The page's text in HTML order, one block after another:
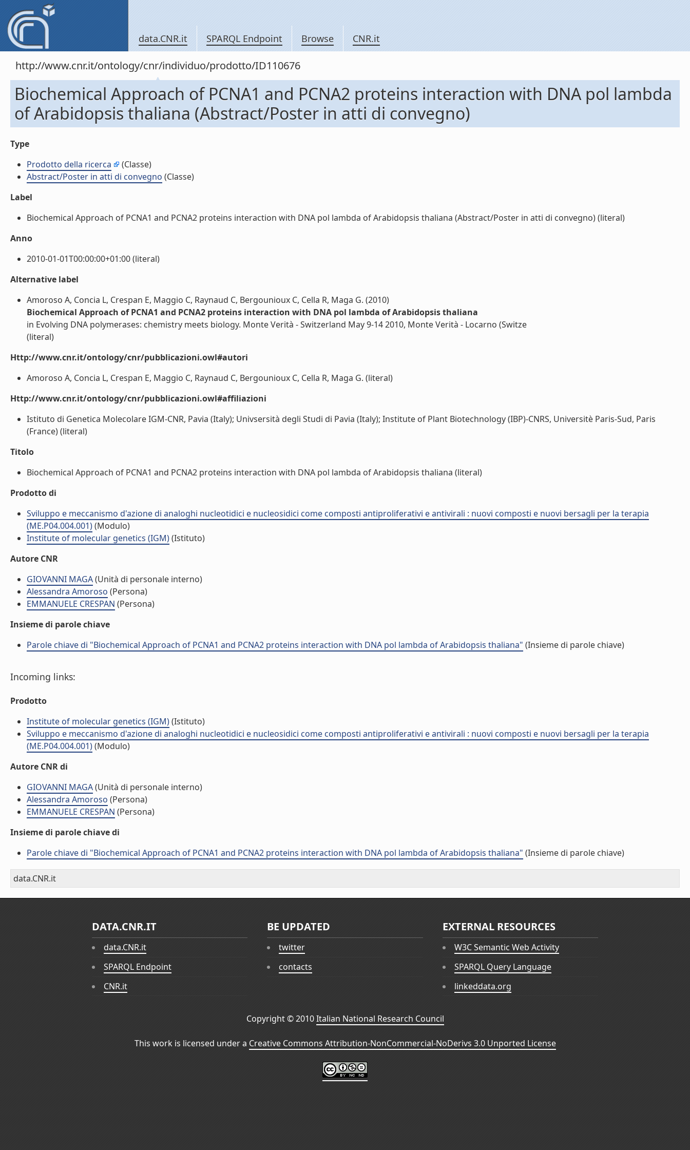
data.CNR.it SPARQL Endpoint Browse CNR.it
http://www.cnr.it/ontology/cnr/individuo/prodotto/ID110676
Biochemical Approach of PCNA1 and PCNA2 proteins interaction with DNA pol lambda
of Arabidopsis thaliana (Abstract/Poster in atti di convegno)
Type
Prodotto della ricerca
(Classe)
Abstract/Poster in atti di convegno (Classe)
Label
Biochemical Approach of PCNA1 and PCNA2 proteins interaction with DNA pol lambda of Arabidopsis thaliana (Abstract/Poster in atti di convegno) (literal)
Anno
2010-01-01T00:00:00+01:00 (literal)
Alternative label
Amoroso A, Concia L, Crespan E, Maggio C, Raynaud C, Bergounioux C, Cella R, Maga G. (2010)
Biochemical Approach of PCNA1 and PCNA2 proteins interaction with DNA pol lambda of Arabidopsis thaliana
in Evolving DNA polymerases: chemistry meets biology. Monte Verità - Switzerland May 9-14 2010, Monte Verità - Locarno (Switze
(literal)
Http://www.cnr.it/ontology/cnr/pubblicazioni.owl#autori
Amoroso A, Concia L, Crespan E, Maggio C, Raynaud C, Bergounioux C, Cella R, Maga G. (literal)
Http://www.cnr.it/ontology/cnr/pubblicazioni.owl#affiliazioni
Istituto di Genetica Molecolare IGM-CNR, Pavia (Italy); Univsersità degli Studi di Pavia (Italy); Institute of Plant Biotechnology (IBP)-CNRS, Universitè Paris-Sud, Paris
(France) (literal)
Titolo
Biochemical Approach of PCNA1 and PCNA2 proteins interaction with DNA pol lambda of Arabidopsis thaliana (literal)
Prodotto di
Sviluppo e meccanismo d'azione di analoghi nucleotidici e nucleosidici come composti antiproliferativi e antivirali : nuovi composti e nuovi bersagli per la terapia
(ME.P04.004.001)(Modulo)
Institute of molecular genetics (IGM)(Istituto)
Autore CNR
GIOVANNI MAGA(Unità di personale interno)
Alessandra Amoroso (Persona)
EMMANUELE CRESPAN (Persona)
Insieme di parole chiave
Parole chiave di "Biochemical Approach of PCNA1 and PCNA2 proteins interaction with DNA pol lambda of Arabidopsis thaliana" (Insieme di parole chiave)
Incoming links:
Prodotto
Institute of molecular genetics (IGM)(Istituto)
Sviluppo e meccanismo d'azione di analoghi nucleotidici e nucleosidici come composti antiproliferativi e antivirali : nuovi composti e nuovi bersagli per la terapia
(ME.P04.004.001)(Modulo)
Autore CNR di
GIOVANNI MAGA(Unità di personale interno)
Alessandra Amoroso (Persona)
EMMANUELE CRESPAN (Persona)
Insieme di parole chiave di
Parole chiave di "Biochemical Approach of PCNA1 and PCNA2 proteins interaction with DNA pol lambda of Arabidopsis thaliana" (Insieme di parole chiave)
data.CNR.it
DATA.CNR.IT
data.CNR.it
SPARQL Endpoint
CNR.it
BE UPDATED
twitter
contacts
EXTERNAL RESOURCES
W3C Semantic Web Activity
SPARQL Query Language
linkeddata.org
Copyright © 2010Italian National Research Council
This work is licensed under a Creative Commons Attribution-NonCommercial-NoDerivs 3.0 Unported License